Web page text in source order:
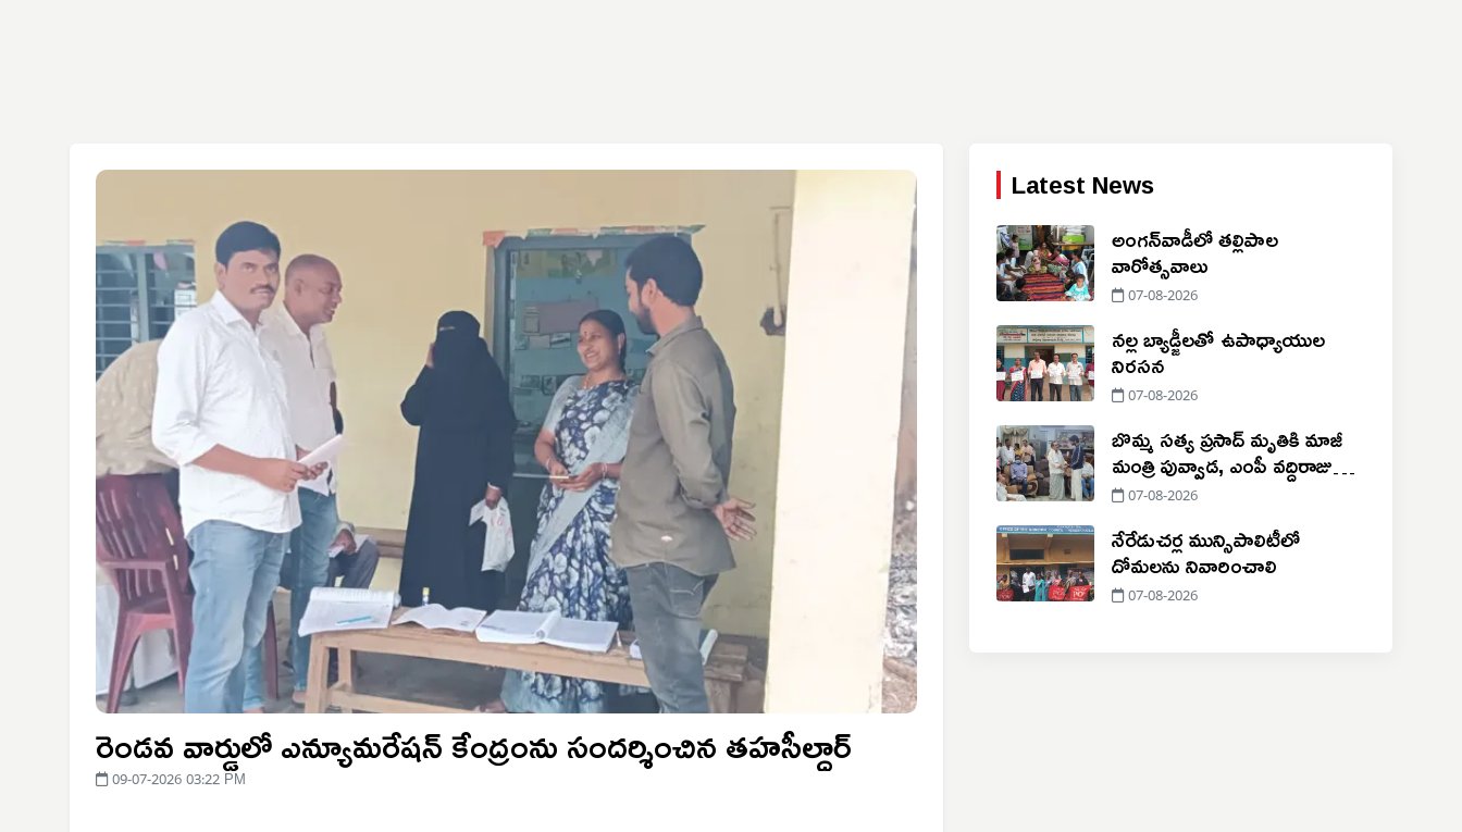
రెండవ వార్డులో ఎన్యూమరేషన్ కేంద్రంను సందర్శించిన తహసీల్దార్
09-07-2026 03:22 PM
Latest News
అంగన్‌వాడీలో తల్లిపాల
వారోత్సవాలు
07-08-2026
నల్ల బ్యాడ్జీలతో ఉపాధ్యాయుల
నిరసన
07-08-2026
బొమ్మ సత్య ప్రసాద్ మృతికి మాజీ
మంత్రి పువ్వాడ, ఎంపీ వద్దిరాజు
సంతాపం
07-08-2026
నేరేడుచర్ల మున్సిపాలిటీలో
దోమలను నివారించాలి
07-08-2026